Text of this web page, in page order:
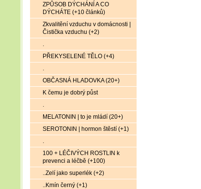
ZPŮSOB DÝCHÁNÍ A CO
DÝCHÁTE (+10 článků)
Zkvalitění vzduchu v domácnosti |
Čistička vzduchu (+2)
.
PŘEKYSELENÉ TĚLO (+4)
.
OBČASNÁ HLADOVKA (20+)
K čemu je dobrý půst
.
MELATONIN | to je mládí (20+)
SEROTONIN | hormon štěstí (+1)
.
100 + LÉČIVÝCH ROSTLIN k
prevenci a léčbě (+100)
..Zelí jako superlék (+2)
..Kmín černý (+1)